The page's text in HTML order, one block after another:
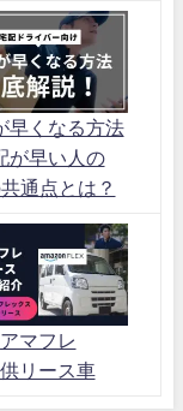
早くなる方法
が早い人の
通点とは？
アマフレ
リース車